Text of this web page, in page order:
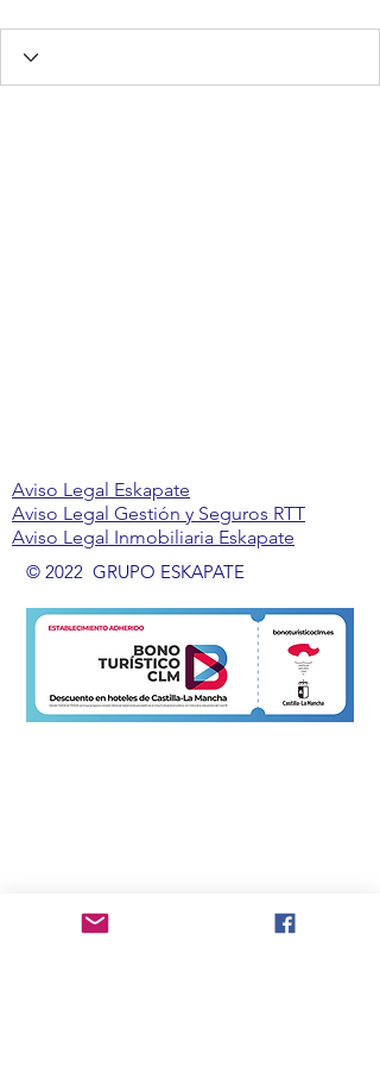
Aviso Legal Eskapate
Aviso Legal Gestión y Seguros RTT
Aviso Legal Inmobiliaria Eskapate
© 2022 GRUPO ESKAPATE